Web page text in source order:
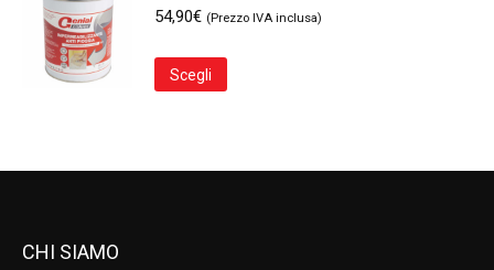
54,90€ (Prezzo IVA inclusa)
Scegli
prodotto
Le
CHI SIAMO